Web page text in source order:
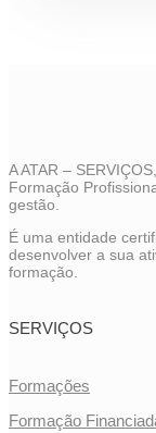
A ATAR –
Formação
gestão.
É uma entidade
desenvolver a sua
formação.
SERVIÇOS
Formações
Formação